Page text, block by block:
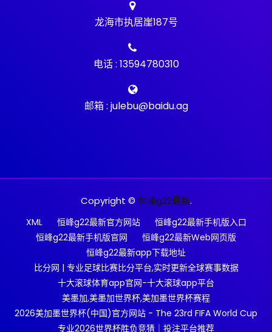
龙海市执居崖187号
电话 : 13594780310
邮箱 : julebu@baidu.ag
Copyright © 恒峰g22最新.
XML 恒峰g22最新官方网站
恒峰g22最新手机版入口
恒峰g22最新手机版官网
恒峰g22最新Web网页版
恒峰g22最新app下载地址
比分网 | 专业足球比赛比分平台,实时更新全球赛事数据
十大滚球体育app官网-十大滚球app平台
美墨加,美墨加世界杯,美加墨世界杯赛程
2026美加墨世界杯(中国)官方网站 - The 23rd FIFA World Cup
专业2026世界杯胜负竞猜｜投注平台推荐